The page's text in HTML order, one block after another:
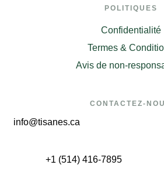
POLITIQUES
Confidentialité
Termes &
Avis de non-
CONTACTEZ-
info@tisanes.ca
+1 (514) 416-7895